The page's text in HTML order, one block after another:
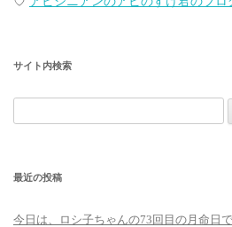
サイト内検索
索:
最近の投稿
今日は、ロシ子ちゃんの73回目の月命日